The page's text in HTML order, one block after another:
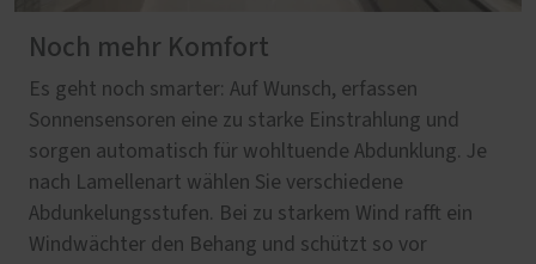
Noch mehr Komfort
Es geht noch smarter: Auf Wunsch, erfassen
Sonnensensoren eine zu starke Einstrahlung und
sorgen automatisch für wohltuende Abdunklung. Je
nach Lamellenart wählen Sie verschiedene
Abdunkelungsstufen. Bei zu starkem Wind rafft ein
Windwächter den Behang und schützt so vor